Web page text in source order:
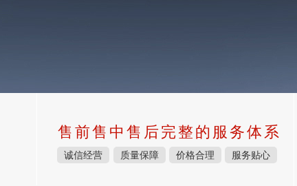
售前售中售后完整的服务体系
诚信经营 质量保障 价格合理 服务贴心